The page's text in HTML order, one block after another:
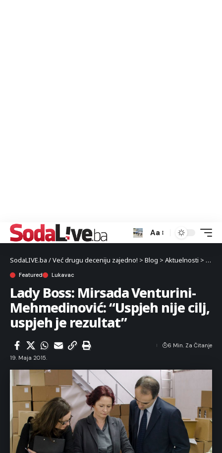
Aa
SodaLIVE.ba / Već drugu deceniju zajedno! > Blog > Aktuelnosti >
Featured Lukavac
Lady Boss: Mirsada Venturini-
Mehmedinović: “Uspjeh nije cilj,
uspjeh je rezultat”
19. Maja 2015.
6 Min. Za Čitanje